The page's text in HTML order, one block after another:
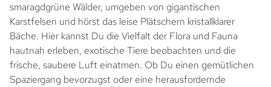
smaragdgrüne Wälder, umgeben von gigantischen
Karstfelsen und hörst das leise Plätschern kristallklarer
Bäche. Hier kannst Du die Vielfalt der Flora und Fauna
hautnah erleben, exotische Tiere beobachten und die
frische, saubere Luft einatmen. Ob Du einen gemütlichen
Spaziergang bevorzugst oder eine herausfordernde